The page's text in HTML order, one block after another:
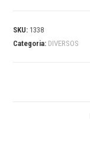
SKU: 1338
Categoria: DIVERSOS